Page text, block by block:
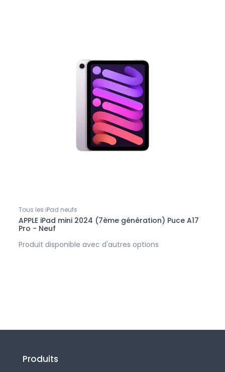
Tous les iPad neufs
APPLE iPad mini 2024 (7ème génération) Puce A17
Pro - Neuf
Produit disponible avec d'autres options
Produits